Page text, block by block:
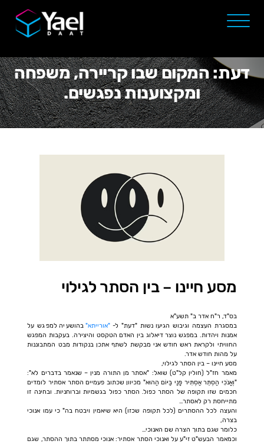
דעת: המקום שבו קריירה, משפחה
ומקצוענות נפגשים.
מסע חיינו – בין הסתר לגילוי
בס"ד, ר"ח אדר ב" תשע"א
במסגרת העצמה וגיבוש הגיעו נשות "דעת" ל-"אורייתא" בהושעיה למפגש על
אמנות ויהדות. במפגש נוצר דיאלוג בין האדם הטקסט והיצירה. בעקבות המפגש
החוויתי ולקראת ראש חודש אני מבקשת לשתף אתכן בנקודות מבט המתבוננות
על מהות חודש אדר.
מסע חיינו – בין הסתר לגילוי,
מאמר חז"ל (חולין קל"ט) שואל: "אסתר מן התורה מנין – שנאמר בדברים לא":
"וְאָנֹכִי הַסְתֵּר אַסְתִּיר פָּנַי בַּיּוֹם הַהוּא" מכיוון שכתוב פעמיים הסתר אסתיר לומדים
חכמים שזו תקופה של הסתר כפול. הסתר כפול בגשמיות וברוחניות. ובחינה זו
מתייחסת רק לאסתר…
והעצה לכל ההסתרים (לכל תקופה שכזו) היא שיאמין ויבטח בה" כי עמו אנוכי
בצרה,
כלומר שגם בתוך הצרה שם האנוכי…
וכמאמר הבעש"ט זי"ע על ואנוכי הסתר אסתיר: אנוכי מסתתר בתוך ההסתר, שגם